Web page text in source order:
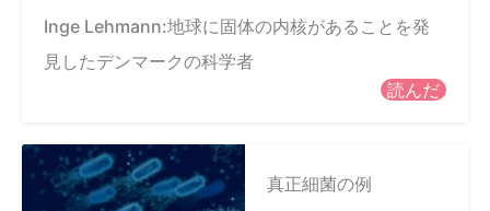
Inge Lehmann:地球に固体の内核があることを発
見したデンマークの科学者
読んだ
真正細菌の例